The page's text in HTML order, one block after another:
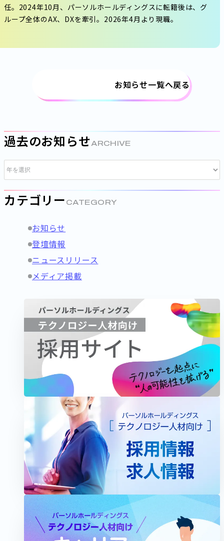
任。2024年10月、パーソルホールディングスに転籍後は、グ
ループ全体のAX、DXを牽引。2026年4月より現職。
お知らせ一覧へ戻る
過去のお知らせARCHIVE
カテゴリー CATEGORY
お知らせ
登壇情報
ニュースリリース
メディア掲載